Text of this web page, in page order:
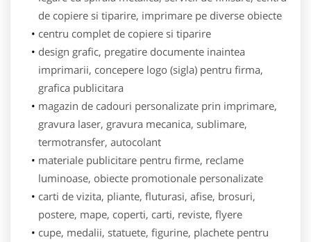
de copiere si tiparire, imprimare pe diverse obiecte
centru complet de copiere si tiparire
design grafic, pregatire documente inaintea
imprimarii, concepere logo (sigla) pentru firma,
grafica publicitara
magazin de cadouri personalizate prin imprimare,
gravura laser, gravura mecanica, sublimare,
termotransfer, autocolant
materiale publicitare pentru firme, reclame
luminoase, obiecte promotionale personalizate
carti de vizita, pliante, fluturasi, afise, brosuri,
postere, mape, coperti, carti, reviste, flyere
cupe, medalii, statuete, figurine, plachete pentru